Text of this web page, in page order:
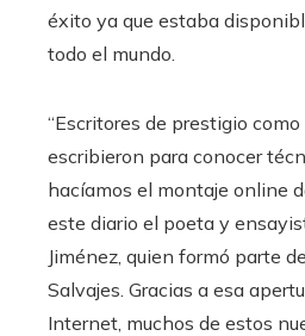
éxito ya que estaba
todo el mundo.
“Escritores de prestigio
escribieron para conocer
hacíamos el montaje online
este diario el poeta y
Jiménez, quien formó parte
Salvajes. Gracias a esa
Internet, muchos de estos